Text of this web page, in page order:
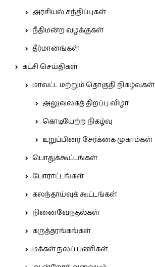
அரசியல் சந்திப்புகள்
நீதிமன்ற வழக்குகள்
தீர்மானங்கள்
கட்சி செய்திகள்
மாவட்ட மற்றும் தொகுதி நிகழ்வுகள்
அலுவலகத் திறப்பு விழா
கொடியேற்ற நிகழ்வு
உறுப்பினர் சேர்க்கை முகாம்கள்
பொதுக்கூட்டங்கள்
போராட்டங்கள்
கலந்தாய்வுக் கூட்டங்கள்
நினைவேந்தல்கள்
கருத்தரங்கங்கள்
மக்கள் நலப் பணிகள்